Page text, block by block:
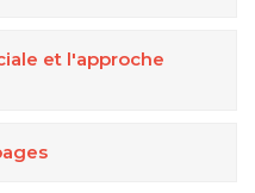
et l'approche